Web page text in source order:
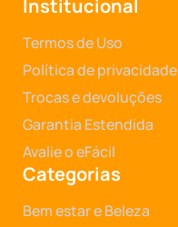
Institucional
Termos de Uso
Política de privacidade
Trocas e devoluções
Garantia Estendida
Avalie o eFácil
Categorias
Bem estar e Beleza